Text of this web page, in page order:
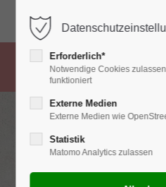
02382 776 83 99
Erforderlich*
Notwendige Cookies
funktioniert
Externe Medien
Externe Medien wie
Statistik
Matomo Analytics zulassen